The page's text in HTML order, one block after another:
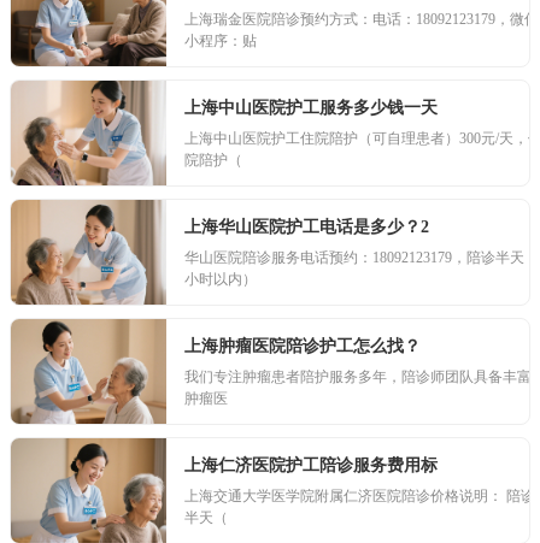
上海瑞金医院陪诊预约方式：电话：18092123179，微信
小程序：贴
上海中山医院护工服务多少钱一天
上海中山医院护工住院陪护（可自理患者）300元/天，
院陪护（
上海华山医院护工电话是多少？2
华山医院陪诊服务电话预约：18092123179，陪诊半天
小时以内）
上海肿瘤医院陪诊护工怎么找？
我们专注肿瘤患者陪护服务多年，陪诊师团队具备丰富
肿瘤医
上海仁济医院护工陪诊服务费用标
上海交通大学医学院附属仁济医院陪诊价格说明： 陪诊
半天（